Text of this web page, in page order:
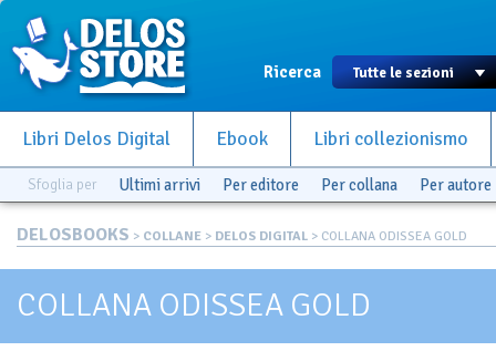
Ricerca
Libri Delos Digital Ebook Libri collezionismo
Sfoglia per Ultimi arrivi Per editore Per collana Per autore
DELOSBOOKS > COLLANE > DELOS DIGITAL > COLLANA ODISSEA GOLD
COLLANA ODISSEA GOLD